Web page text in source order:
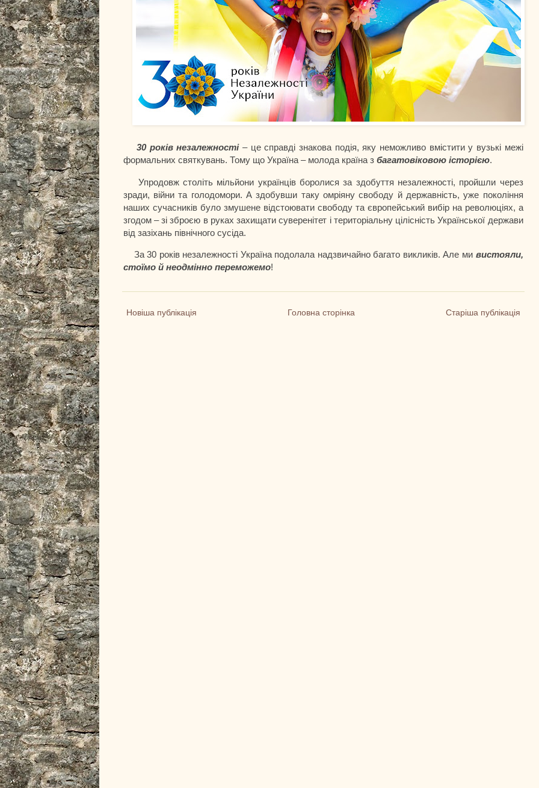
30 років незалежності– це справді знакова подія, яку неможливо вмістити у вузькі межі
формальних святкувань. Тому що Україна – молода країна з багатовіковою історією.
Упродовж століть мільйони українців боролися за здобуття незалежності, пройшли через
зради, війни та голодомори. А здобувши таку омріяну свободу й державність, уже покоління
наших сучасників було змушене відстоювати свободу та європейський вибір на революціях, а
згодом – зі зброєю в руках захищати суверенітет і територіальну цілісність Української держави
від зазіхань північного сусіда.
За 30 років незалежності Україна подолала надзвичайно багато викликів. Але ми вистояли,
стоїмо й неодмінно переможемо!
Новіша публікація Старіша публікація
Головна сторінка